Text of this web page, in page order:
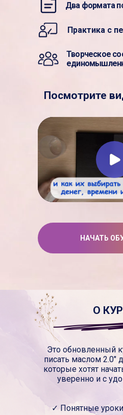
Два формата
Практика с
Творческое
Посмотрите
НАЧАТЬ
О
Это обновленный
писать маслом 2.0"
которые хотят
уверенно и с
✓ Понятные